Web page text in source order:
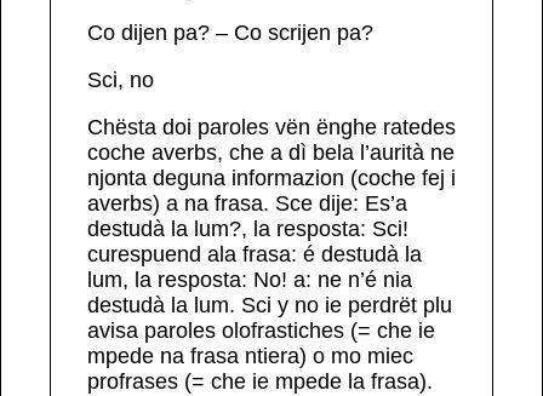
Co dijen pa? – Co scrijen pa?
Sci, no
Chësta doi paroles vën ënghe ratedes
coche averbs, che a dì bela l’aurità ne
njonta deguna informazion (coche fej i
averbs) a na frasa. Sce dije: Es’a
destudà la lum?, la resposta: Sci!
cure­spuend ala frasa: é destudà la
lum, la resposta: No! a: ne n’é nia
destudà la lum. Sci y no ie perdrët plu
avisa paroles olofrastiches (= che ie
mpede na frasa ntiera) o mo miec
profrases (= che ie mpede la frasa).